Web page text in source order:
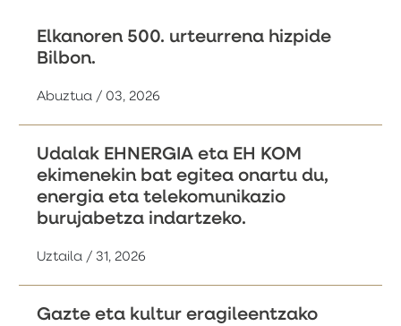
Elkanoren 500. urteurrena hizpide
Bilbon.
Abuztua / 03, 2026
Udalak EHNERGIA eta EH KOM
ekimenekin bat egitea onartu du,
energia eta telekomunikazio
burujabetza indartzeko.
Uztaila / 31, 2026
Gazte eta kultur eragileentzako